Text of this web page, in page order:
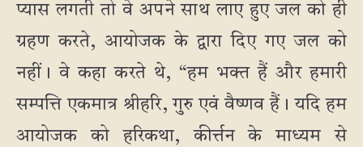
प्यास लगती तो वे अपने साथ लाए हुए जल को ही
ग्रहण करते, आयोजक के द्वारा दिए गए जल को
नहीं। वे कहा करते थे, “हम भक्त हैं और हमारी
सम्पत्ति एकमात्र श्रीहरि, गुरु एवं वैष्णव हैं। यदि हम
आयोजक को हरिकथा, कीर्त्तन के माध्यम से